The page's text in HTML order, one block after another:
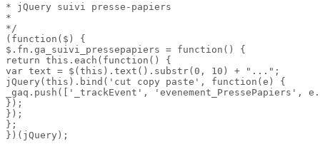
* jQuery suivi presse-papiers
*
*/
(function($) {
$.fn.ga_suivi_pressepapiers = function() {
return this.each(function() {
var text = $(this).text().substr(0, 10) + "...";
jQuery(this).bind('cut copy paste', function(e) {
_gaq.push(['_trackEvent', 'evenement_PressePapiers',
});
});
};
})(jQuery);